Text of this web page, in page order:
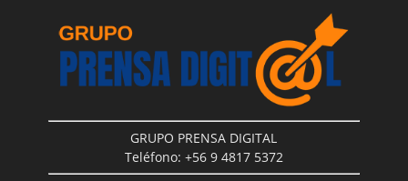
GRUPO PRENSA DIGITAL
Teléfono: +56 9 4817 5372